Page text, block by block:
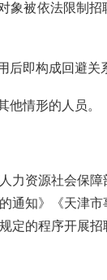
象被依法限制招
后即构成回避关
他情形的人员。
力资源社会保
通知》《天津
定的程序开展招